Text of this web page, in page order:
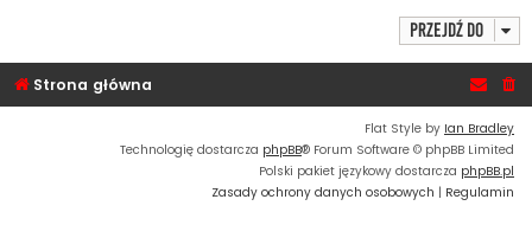
Przejdź do
Strona główna
Flat Style by Ian Bradley
Technologię dostarcza phpBB® Forum Software © phpBB Limited
Polski pakiet językowy dostarcza phpBB.pl
Zasady ochrony danych osobowych | Regulamin